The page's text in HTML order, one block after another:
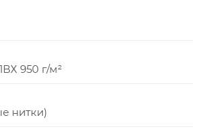
подходит для спортсменов
внешний вид, четкой
формы. Снаряд действует
950 г/м²
нитки)